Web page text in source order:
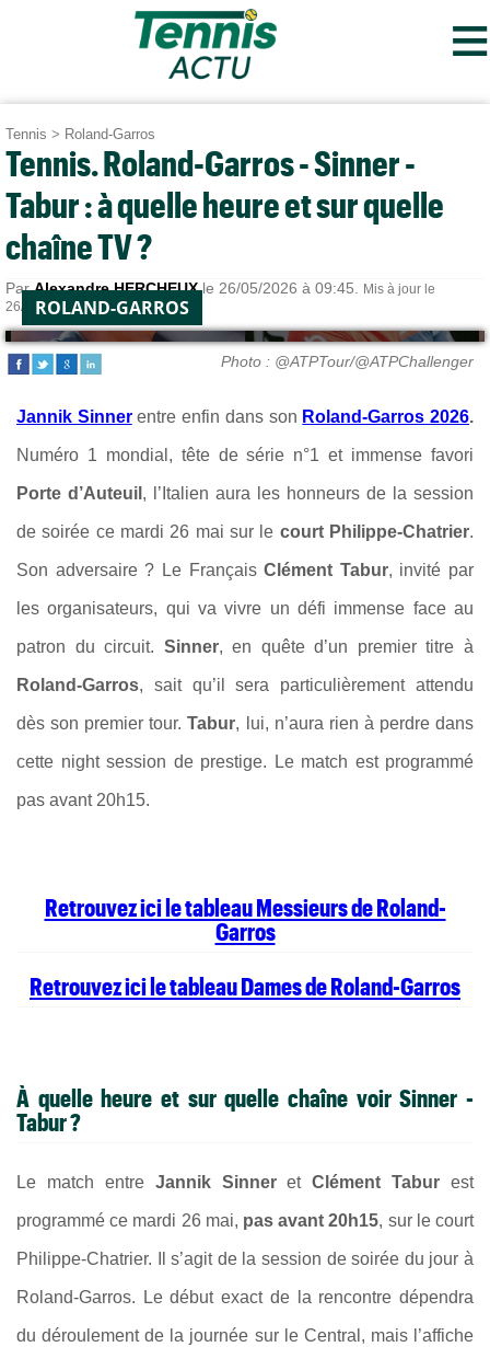
≡
Tennis > Roland-Garros
Tennis. Roland-Garros - Sinner -
Tabur : à quelle heure et sur quelle
chaîne TV ?
ParAlexandre HERCHEUXle 26/05/2026 à 09:45.
Mis à jour le
26/05/2026 à 13:29.
ROLAND-GARROS
Photo : @ATPTour/@ATPChallenger
Jannik Sinnerentre enfin dans son Roland-Garros 2026.
Numéro 1 mondial, tête de série n°1 et immense favori
Porte d’Auteuil , l’Italien aura les honneurs de la session
de soirée ce mardi 26 mai sur le court Philippe-Chatrier.
Son adversaire ? Le FrançaisClément Tabur, invité par
les organisateurs, qui va vivre un défi immense face au
patron du circuit. Sinner, en quête d’un premier titre à
Roland-Garros, sait qu’il sera particulièrement attendu
dès son premier tour.Tabur, lui, n’aura rien à perdre dans
cette night session de prestige. Le match est programmé
pas avant 20h15.
Retrouvez ici le tableau Messieurs de Roland-
Garros
Retrouvez ici le tableau Dames de Roland-Garros
À quelle heure et sur quelle chaîne voir Sinner -
Tabur ?
Le match entre Jannik SinneretClément Tabur est
programmé ce mardi 26 mai, pas avant 20h15, sur le court
Philippe-Chatrier. Il s’agit de la session de soirée du jour à
Roland-Garros. Le début exact de la rencontre dépendra
du déroulement de la journée sur le Central, mais l’affiche